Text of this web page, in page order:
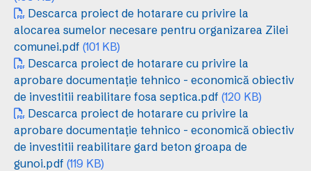
Descarca proiect de hotarare cu privire la
alocarea sumelor necesare pentru organizarea Zilei
comunei.pdf (101 KB)
Descarca proiect de hotarare cu privire la
aprobare documentație tehnico - economică obiectiv
de investitii reabilitare fosa septica.pdf (120 KB)
Descarca proiect de hotarare cu privire la
aprobare documentație tehnico - economică obiectiv
de investitii reabilitare gard beton groapa de
gunoi.pdf (119 KB)